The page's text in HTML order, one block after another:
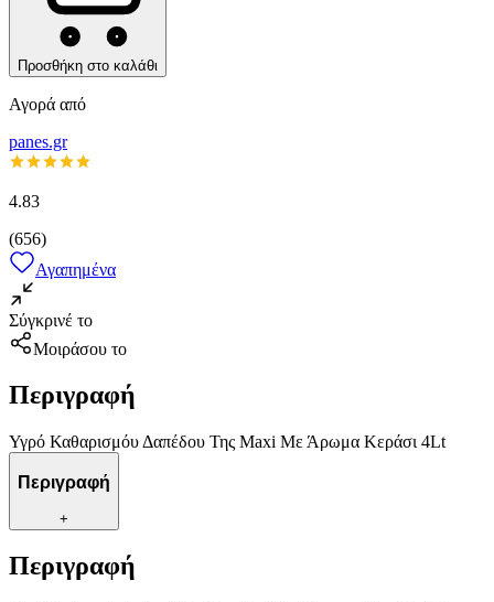
Προσθήκη στο καλάθι
Αγορά από
panes.gr
4.83
(656)
Αγαπημένα
Σύγκρινέ το
Μοιράσου το
Περιγραφή
Υγρό Καθαρισμόυ Δαπέδου Της Maxi Με Άρωμα Κεράσι 4Lt
Περιγραφή
+
Περιγραφή